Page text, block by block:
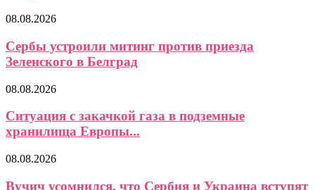
08.08.2026
Сербы устроили митинг против приезда
Зеленского в Белград
08.08.2026
Ситуация с закачкой газа в подземные
хранилища Европы...
08.08.2026
Вучич усомнился, что Сербия и Украина вступят